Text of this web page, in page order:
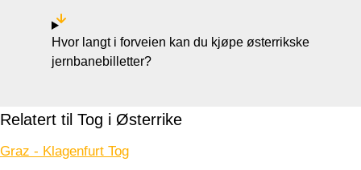
Hvor langt i forveien kan du kjøpe østerrikske
jernbanebilletter?
Relatert til Tog i Østerrike
Graz - Klagenfurt Tog